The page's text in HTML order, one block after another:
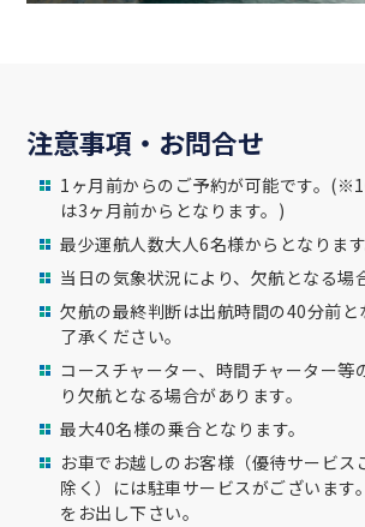
注意事項・お問合せ
1ヶ月前からのご予約が可能です。
は3ヶ月前からとなります。)
最少運航人数大人6名様からとなります
当日の気象状況により、欠航となる場
欠航の最終判断は出航時間の40分前
了承ください。
コースチャーター、時間チャーター等
り欠航となる場合があります。
最大40名様の乗合となります。
お車でお越しのお客様（優待サービス
除く）には駐車サービスがございます
をお出し下さい。